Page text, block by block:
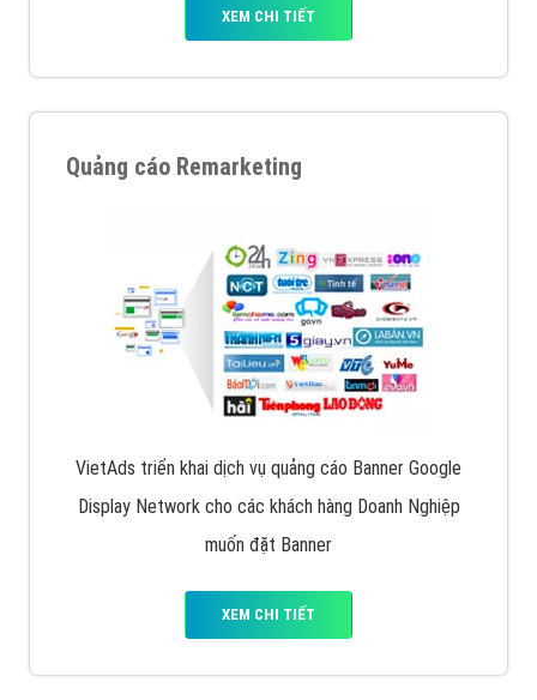
XEM CHI TIẾT
Quảng cáo Remarketing
VietAds triển khai dịch vụ quảng cáo Banner Google
Display Network cho các khách hàng Doanh Nghiệp
muốn đặt Banner
XEM CHI TIẾT